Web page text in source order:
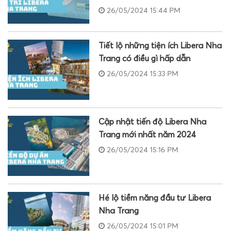
26/05/2024 15:44 PM
Tiết lộ những tiện ích Libera Nha
Trang có điều gì hấp dẫn
26/05/2024 15:33 PM
Cập nhật tiến độ Libera Nha
Trang mới nhất năm 2024
26/05/2024 15:16 PM
Hé lộ tiềm năng đầu tư Libera
Nha Trang
26/05/2024 15:01 PM